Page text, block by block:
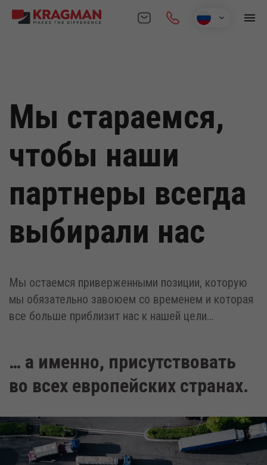
content
Мы стараемся,
чтобы наши
партнеры всегда
выбирали нас
Мы остаемся приверженными позиции, которую
мы обязательно завоюем со временем и которая
все больше приблизит нас к нашей цели…
… а именно, присутствовать
во всех европейских странах.